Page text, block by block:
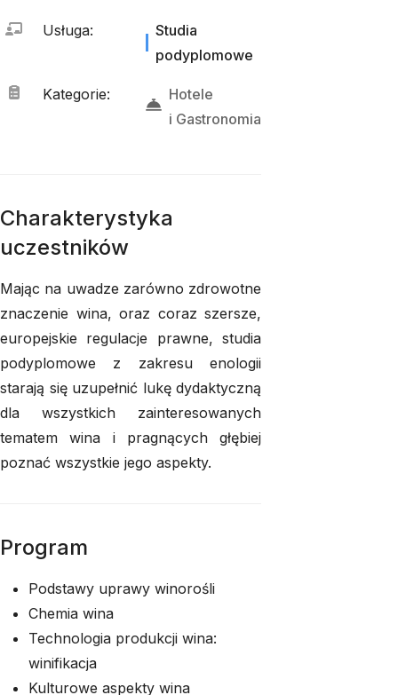
Usługa:
Studia
podyplomowe
Kategorie:
Hotele
i Gastronomia
Charakterystyka
uczestników
Mając na uwadze zarówno zdrowotne
znaczenie wina, oraz coraz szersze,
europejskie regulacje prawne, studia
podyplomowe z zakresu enologii
starają się uzupełnić lukę dydaktyczną
dla wszystkich zainteresowanych
tematem wina i pragnących głębiej
poznać wszystkie jego aspekty.
Program
Podstawy uprawy winorośli
Chemia wina
Technologia produkcji wina:
winifikacja
Kulturowe aspekty wina